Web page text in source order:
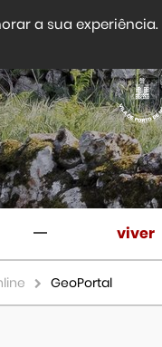
a sua experiência.
viver
GeoPortal